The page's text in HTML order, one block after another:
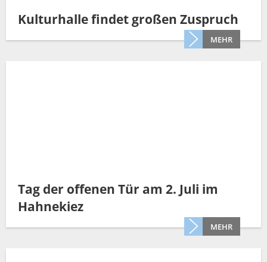
Kulturhalle findet großen Zuspruch
MEHR
Tag der offenen Tür am 2. Juli im
Hahnekiez
MEHR